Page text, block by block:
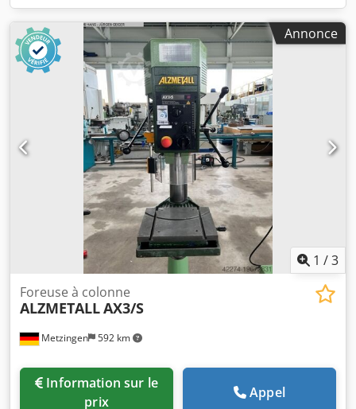
Annonce
1 /3
Metzingen 592 km
Foreuse à colonne
ALZMETALLAX3/S
prix
Appel